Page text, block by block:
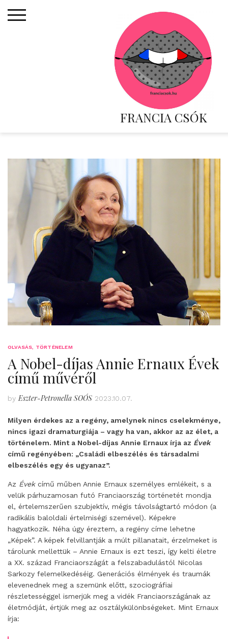
FRANCIA CSÓK
OLVASÁS, TÖRTÉNELEM
A Nobel-díjas Annie Ernaux Évek
című művéről
byEszter-Petronella SOÓS 2023.10.07.
Milyen érdekes az a regény, amelynek nincs cselekménye,
nincs igazi dramaturgiája – vagy ha van, akkor az az élet, a
történelem. Mint a Nobel-díjas Annie Ernaux írja az Évek
című regényében: „Családi elbeszélés és társadalmi
elbeszélés egy és ugyanaz”.
Az Évekcímű műben Annie Ernaux személyes emlékeit, s a
velük párhuzamosan futó Franciaország történetét mondja
el, értelemszerűen szubjektív, mégis távolságtartó módon (a
radikális baloldali értelmiségi szemével). Képekre
hagyatkozik. Néha úgy éreztem, a regény címe lehetne
„Képek”. A képek felvillantják a múlt pillanatait, érzelmeket is
tárolunk mellettük – Annie Ernaux is ezt teszi, így kelti életre
a XX. század Franciaországát a felszabadulástól Nicolas
Sarkozy felemelkedéséig. Generációs élmények és traumák
elevenednek meg a szemünk előtt, szociográfiai
részletességgel ismerjük meg a vidék Franciaországának az
életmódját, értjük meg az osztálykülönbségeket. Mint Ernaux
írja: